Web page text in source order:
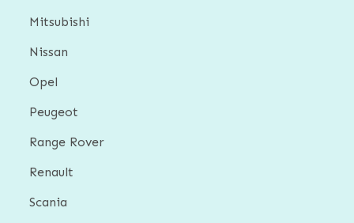
Mitsubishi
Nissan
Opel
Peugeot
Range Rover
Renault
Scania